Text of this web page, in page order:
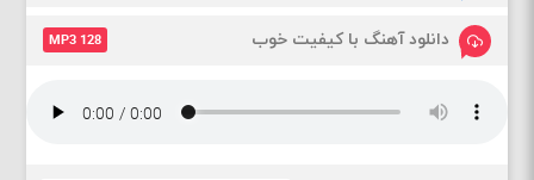
دانلود آهنگ با کیفیت خوب MP3 128